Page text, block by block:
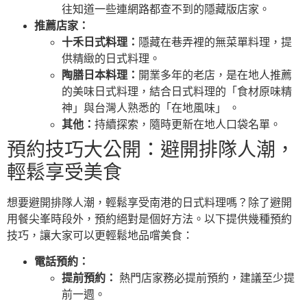
往知道一些連網路都查不到的隱藏版店家。
推薦店家：
十禾日式料理： 隱藏在巷弄裡的無菜單料理，提
供精緻的日式料理。
陶膳日本料理： 開業多年的老店，是在地人推薦
的美味日式料理，結合日式料理的「食材原味精
神」與台灣人熟悉的「在地風味」 。
其他： 持續探索，隨時更新在地人口袋名單。
預約技巧大公開：避開排隊人潮，
輕鬆享受美食
想要避開排隊人潮，輕鬆享受南港的日式料理嗎？除了避開
用餐尖峯時段外，預約絕對是個好方法。以下提供幾種預約
技巧，讓大家可以更輕鬆地品嚐美食：
電話預約：
提前預約：
熱門店家務必提前預約，建議至少提
前一週。